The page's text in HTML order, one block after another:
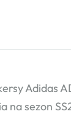
Adidas
na sezon